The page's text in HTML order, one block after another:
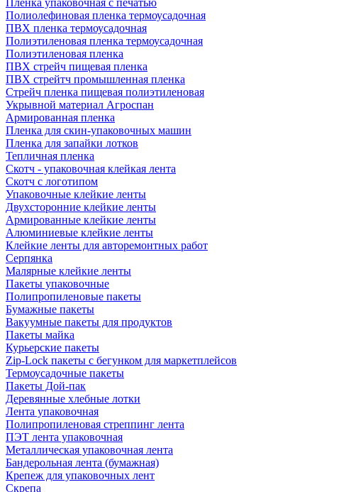
Пленка упаковочная с печатью
Полиолефиновая пленка термоусадочная
ПВХ пленка термоусадочная
Полиэтиленовая пленка термоусадочная
Полиэтиленовая пленка
ПВХ стрейч пищевая пленка
ПВХ стрейтч промышленная пленка
Стрейч пленка пищевая полиэтиленовая
Укрывной материал Агроспан
Армированная пленка
Пленка для скин-упаковочных машин
Пленка для запайки лотков
Тепличная пленка
Скотч - упаковочная клейкая лента
Скотч с логотипом
Упаковочные клейкие ленты
Двухсторонние клейкие ленты
Армированные клейкие ленты
Алюминиевые клейкие ленты
Клейкие ленты для авторемонтных работ
Серпянка
Малярные клейкие ленты
Пакеты упаковочные
Полипропиленовые пакеты
Бумажные пакеты
Вакуумные пакеты для продуктов
Пакеты майка
Курьерские пакеты
Zip-Lock пакеты с бегунком для маркетплейсов
Термоусадочные пакеты
Пакеты Дой-пак
Деревянные хлебные лотки
Лента упаковочная
Полипропиленовая стреппинг лента
ПЭТ лента упаковочная
Металлическая упаковочная лента
Бандерольная лента (бумажная)
Крепеж для упаковочных лент
Скрепа